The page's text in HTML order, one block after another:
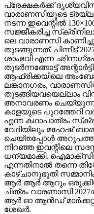
പ്രേക്ഷകർക്ക്
വാരാണസിയുടെ ട്രയ്ലർ
നടന്ന ഇവെന്റിൽ
സജ്ജീകരിച്ച
ലെ വാരാണസി
തുടങ്ങുന്നത്. പിന്നീട്
ശാംഭവി എന്ന
തുടര്‍ന്നങ്ങോട്ട്
ആഫ്രിക്കയിലെ
ലങ്കാനഗരം,
തുടങ്ങിയവയെല്ലാം
അനാവരണം
കാളയുടെ പുറത്തേറി
എന്ന കഥാപാത്രം
വേദിയിലും മഹേഷ്
ചെയ്തപ്പോൾ
നിറഞ്ഞ ഇവന്റിലെ
ധന്യമാക്കി.
എന്നതിനാല്‍ തന്നെ
കാഴ്ചാനുഭൂതി
ആർ ആർ ആറും
ചിത്രം വാരണാസി
ആർ ഓ ആൻഡ്
ശേഖർ.